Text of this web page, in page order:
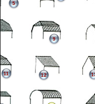
5
9
11 12